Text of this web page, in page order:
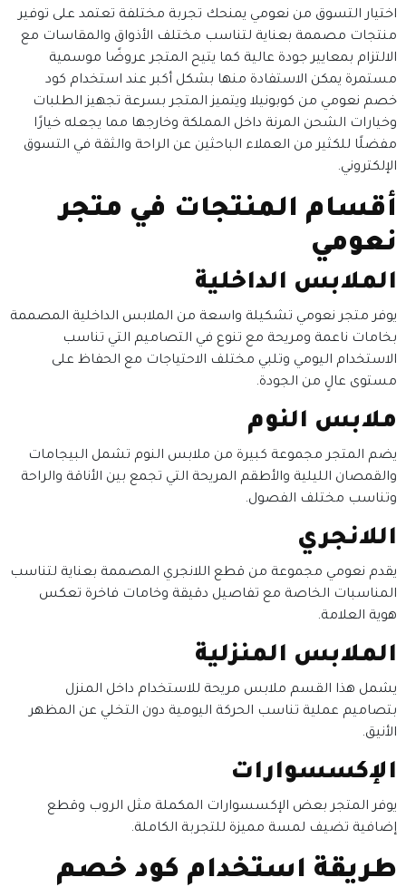
اختيار التسوق من نعومي يمنحك تجربة مختلفة تعتمد على توفير
منتجات مصممة بعناية لتناسب مختلف الأذواق والمقاسات مع
الالتزام بمعايير جودة عالية كما يتيح المتجر عروضًا موسمية
مستمرة يمكن الاستفادة منها بشكل أكبر عند استخدام كود
خصم نعومي من كوبونيلا ويتميز المتجر بسرعة تجهيز الطلبات
وخيارات الشحن المرنة داخل المملكة وخارجها مما يجعله خيارًا
مفضلًا للكثير من العملاء الباحثين عن الراحة والثقة في التسوق
الإلكتروني.
أقسام المنتجات في متجر
نعومي
الملابس الداخلية
يوفر متجر نعومي تشكيلة واسعة من الملابس الداخلية المصممة
بخامات ناعمة ومريحة مع تنوع في التصاميم التي تناسب
الاستخدام اليومي وتلبي مختلف الاحتياجات مع الحفاظ على
مستوى عالٍ من الجودة.
ملابس النوم
يضم المتجر مجموعة كبيرة من ملابس النوم تشمل البيجامات
والقمصان الليلية والأطقم المريحة التي تجمع بين الأناقة والراحة
وتناسب مختلف الفصول.
اللانجري
يقدم نعومي مجموعة من قطع اللانجري المصممة بعناية لتناسب
المناسبات الخاصة مع تفاصيل دقيقة وخامات فاخرة تعكس
هوية العلامة.
الملابس المنزلية
يشمل هذا القسم ملابس مريحة للاستخدام داخل المنزل
بتصاميم عملية تناسب الحركة اليومية دون التخلي عن المظهر
الأنيق.
الإكسسوارات
يوفر المتجر بعض الإكسسوارات المكملة مثل الروب وقطع
إضافية تضيف لمسة مميزة للتجربة الكاملة.
طريقة استخدام كود خصم